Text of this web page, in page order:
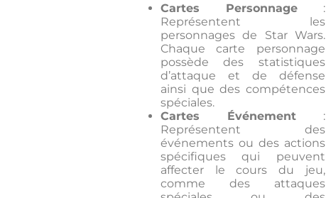
Cartes Personnage:
Représentent les
personnages de Star Wars.
Chaque carte personnage
possède des statistiques
d’attaque et de défense
ainsi que des compétences
spéciales.
Cartes Événement:
Représentent des
événements ou des actions
spécifiques qui peuvent
affecter le cours du jeu,
comme des attaques